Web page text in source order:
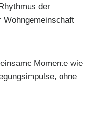
der
Wohngemeinschaft
Momente wie
ohne